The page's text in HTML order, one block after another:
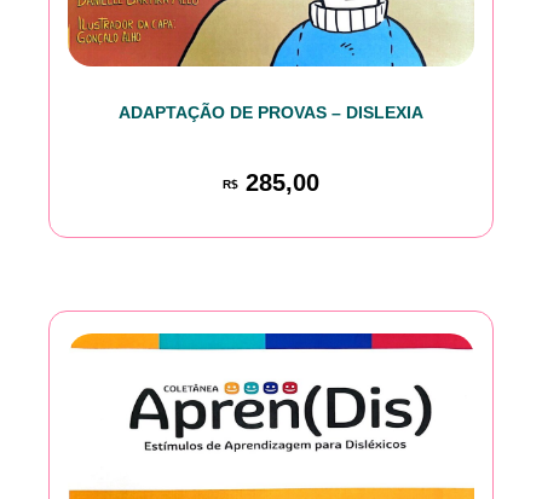
ADAPTAÇÃO DE PROVAS – DISLEXIA
R$ 285,00